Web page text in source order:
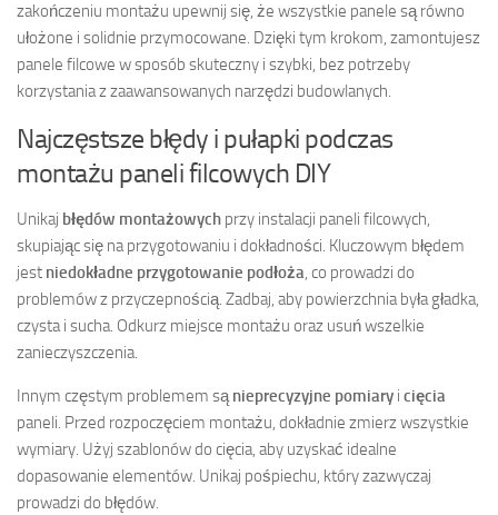
zakończeniu montażu upewnij się, że wszystkie panele są równo
ułożone i solidnie przymocowane. Dzięki tym krokom, zamontujesz
panele filcowe w sposób skuteczny i szybki, bez potrzeby
korzystania z zaawansowanych narzędzi budowlanych.
Najczęstsze błędy i pułapki podczas
montażu paneli filcowych DIY
Unikaj błędów montażowych przy instalacji paneli filcowych,
skupiając się na przygotowaniu i dokładności. Kluczowym błędem
jest niedokładne przygotowanie podłoża, co prowadzi do
problemów z przyczepnością. Zadbaj, aby powierzchnia była gładka,
czysta i sucha. Odkurz miejsce montażu oraz usuń wszelkie
zanieczyszczenia.
Innym częstym problemem sąnieprecyzyjne pomiary i cięcia
paneli. Przed rozpoczęciem montażu, dokładnie zmierz wszystkie
wymiary. Użyj szablonów do cięcia, aby uzyskać idealne
dopasowanie elementów. Unikaj pośpiechu, który zazwyczaj
prowadzi do błędów.